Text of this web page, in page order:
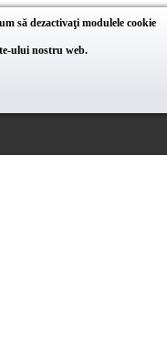
să dezactivaţi modulele cookie
ului nostru web.